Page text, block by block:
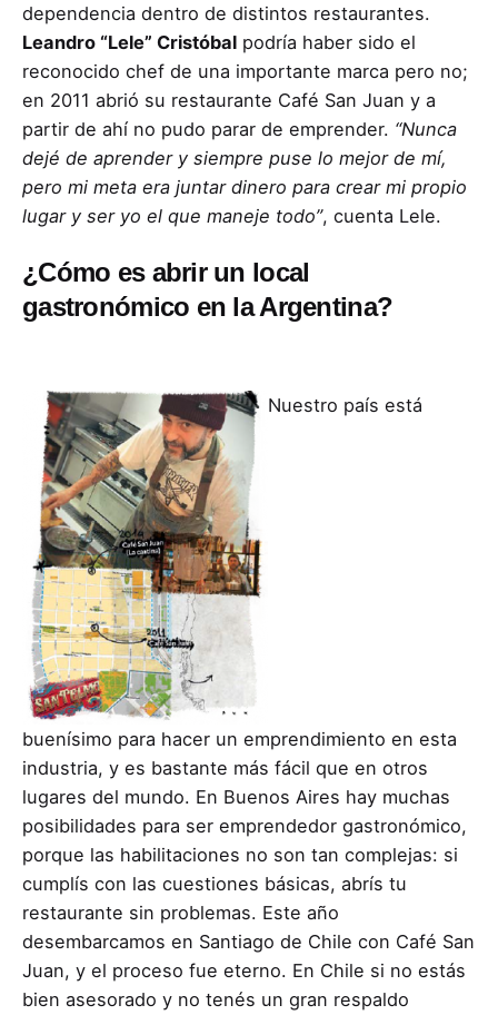
dependencia dentro de distintos restaurantes.
Leandro “Lele” Cristóbal podría haber sido el
reconocido chef de una importante marca pero no;
en 2011 abrió su restaurante Café San Juan y a
partir de ahí no pudo parar de emprender. “Nunca
dejé de aprender y siempre puse lo mejor de mí,
pero mi meta era juntar dinero para crear mi propio
lugar y ser yo el que maneje todo”, cuenta Lele.
¿Cómo es abrir un local
gastronómico en la Argentina?
Nuestro país está
buenísimo para hacer un emprendimiento en esta
industria, y es bastante más fácil que en otros
lugares del mundo. En Buenos Aires hay muchas
posibilidades para ser emprendedor gastronómico,
porque las habilitaciones no son tan complejas: si
cumplís con las cuestiones básicas, abrís tu
restaurante sin problemas. Este año
desembarcamos en Santiago de Chile con Café San
Juan, y el proceso fue eterno. En Chile si no estás
bien asesorado y no tenés un gran respaldo